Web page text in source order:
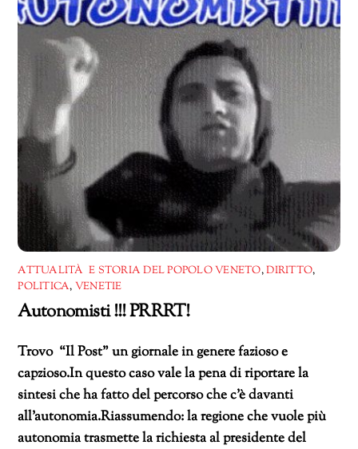
ATTUALITÀ E STORIA DEL POPOLO VENETO,DIRITTO,
POLITICA, VENETIE
Autonomisti !!! PRRRT!
Trovo “Il Post” un giornale in genere fazioso e
capzioso.In questo caso vale la pena di riportare la
sintesi che ha fatto del percorso che c’è davanti
all’autonomia.Riassumendo: la regione che vuole più
autonomia trasmette la richiesta al presidente del